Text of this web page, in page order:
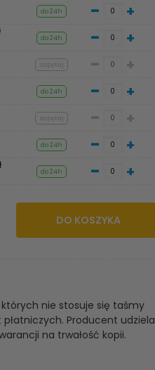
do 24h - +
do 24h - +
zapytaj - +
do 24h - +
zapytaj - +
do 24h - +
do 24h - +
DO KOSZYKA
nie stosuje się taśmy
Producent udziela
na trwałość kopii.